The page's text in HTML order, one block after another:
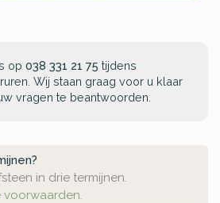
op 038 331 21 75 tijdens
Wij staan graag voor u klaar
vragen te beantwoorden.
in drie termijnen.
voorwaarden.